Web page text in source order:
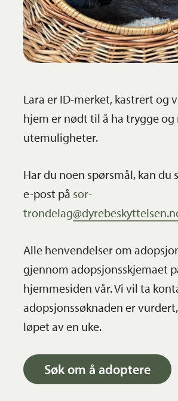
Lara er ID-merket, kastrert og
hjem er nødt til å ha trygge
utemuligheter.
Har du noen spørsmål, kan du
e-post på sor-
Alle henvendelser om
gjennom adopsjonsskjemaet
hjemmesiden vår. Vi vil ta
adopsjonssøknaden er
løpet av en uke.
Søk om å adoptere